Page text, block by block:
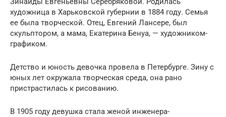
художница в Харьковской губернии в 1884 году. Семья
ее была творческой. Отец, Евгений Лансере, был
скульптором, а мама, Екатерина Бенуа, — художником-
графиком.
Детство и юность девочка провела в Петербурге. Зину с
юных лет окружала творческая среда, она рано
пристрастилась к рисованию.
В 1905 году девушка стала женой инженера-